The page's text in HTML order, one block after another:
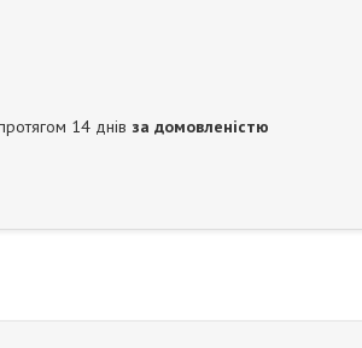
14 днів за домовленістю